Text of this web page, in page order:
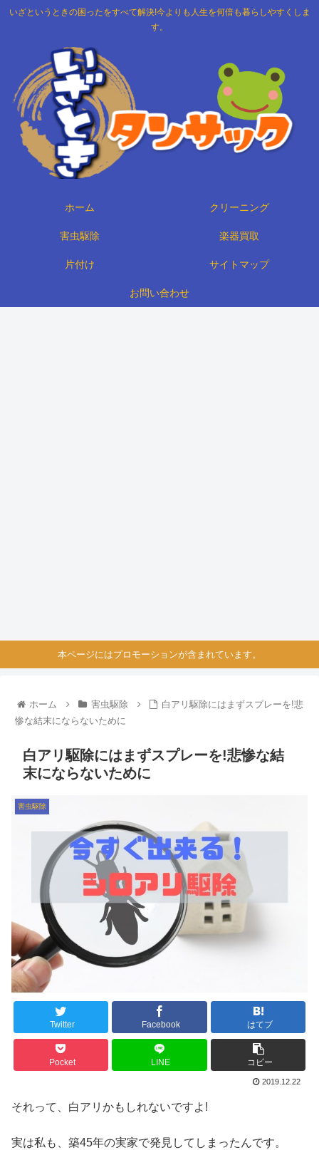
いざというときの困ったをすべて解決!今よりも人生を何倍も暮らしやすくしま
す。
ホーム クリーニング
害虫駆除 楽器買取
片付け サイトマップ
お問い合わせ
本ページにはプロモーションが含まれています。
ホーム 害虫駆除
白アリ駆除にはまずスプレーを!悲
惨な結末にならないために
白アリ駆除にはまずスプレーを!悲惨な結
末にならないために
害虫駆除
Twitter Facebook はてブ
Pocket LINE コピー
2019.12.22
それって、白アリかもしれないですよ!
実は私も、築45年の実家で発見してしまったんです。